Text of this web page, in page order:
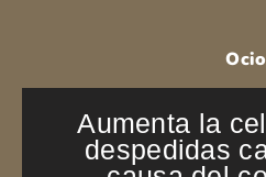
Ocio
Aumenta la
despedidas